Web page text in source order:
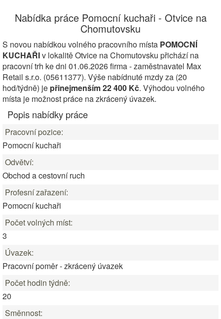
Nabídka práce Pomocní kuchaři - Otvice na
Chomutovsku
S novou nabídkou volného pracovního místa POMOCNÍ
KUCHAŘIv lokalitě Otvice na Chomutovsku přichází na
pracovní trh ke dni 01.06.2026 firma - zaměstnavatel Max
Retail s.r.o. (05611377). Výše nabídnuté mzdy za (20
hod/týdně) je přinejmenším 22 400 Kč. Výhodou volného
místa je možnost práce na zkrácený úvazek.
Popis nabídky práce
Pracovní pozice:
Pomocní kuchaři
Odvětví:
Obchod a cestovní ruch
Profesní zařazení:
Pomocní kuchaři
Počet volných míst:
3
Úvazek:
Pracovní poměr - zkrácený úvazek
Počet hodin týdně:
20
Směnnost: